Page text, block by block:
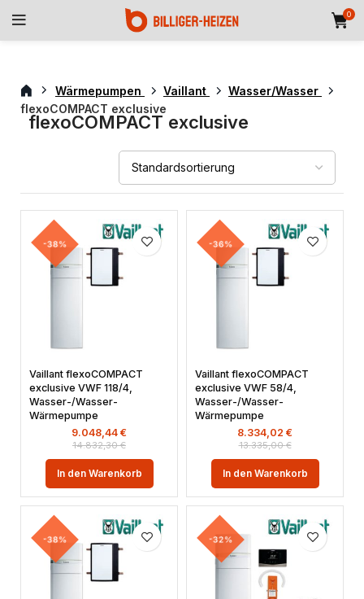
0
Wärmepumpen Vaillant
Wasser/Wasser
flexoCOMPACT exclusive
flexoCOMPACT exclusive
-38%
Vaillant flexoCOMPACT
exclusive VWF 118/4,
Wasser-/Wasser-
Wärmepumpe
14.832,30€
9.048,44 €
In den Warenkorb
-36%
Vaillant flexoCOMPACT
exclusive VWF 58/4,
Wasser-/Wasser-
Wärmepumpe
13.335,00€
8.334,02 €
In den Warenkorb
-38% -32%